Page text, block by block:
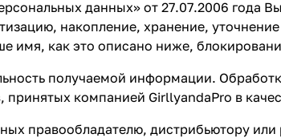
данных» от 27.07.2006 года
накопление, хранение,
имя, как это описано ниже,
получаемой информации.
компанией GirllyandaPro в
правообладателю, дистрибьютору